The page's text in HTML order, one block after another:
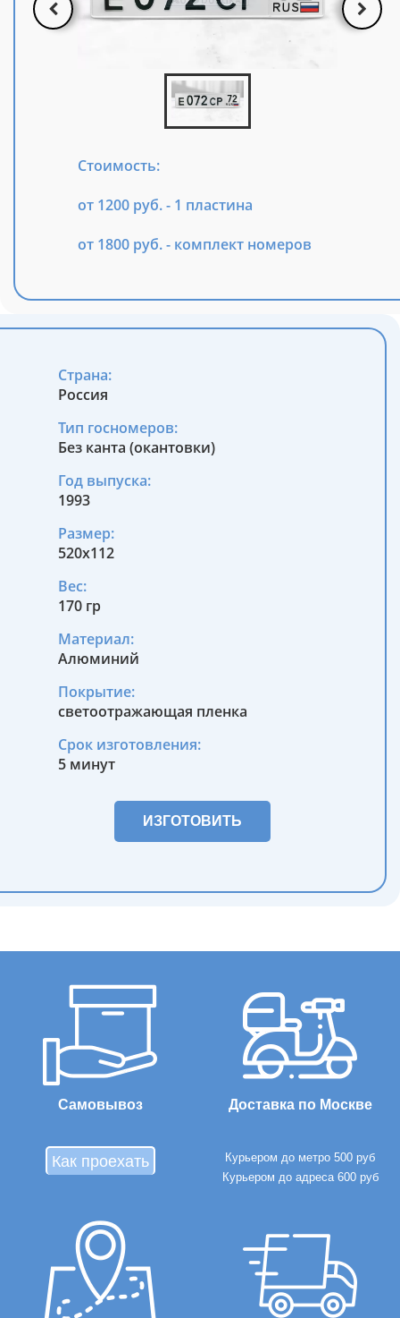
Стоимость:
от 1200 руб. - 1 пластина
от 1800 руб. - комплект номеров
Страна:
Россия
Тип госномеров:
Без канта (окантовки)
Год выпуска:
1993
Размер:
520x112
Вес:
170 гр
Материал:
Алюминий
Покрытие:
светоотражающая пленка
Срок изготовления:
5 минут
ИЗГОТОВИТЬ
Самовывоз
Как проехать
Доставка по Москве
Курьером до метро 500 руб
Курьером до адреса 600 руб